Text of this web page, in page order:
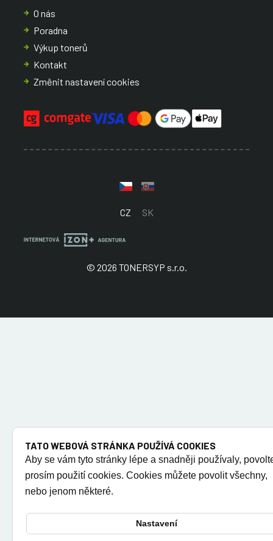
O nás
Poradna
Výkup tonerů
Kontakt
Změnit nastavení cookies
CZ SK
© 2026 TONERSYP s.r.o.
TATO WEBOVÁ STRÁNKA POUŽÍVÁ COOKIES
Aby se vám tyto stránky lépe a snadněji používaly,
prosím použití cookies. Cookies můžete povolit všechny,
nebo jenom některé.
Nastavení